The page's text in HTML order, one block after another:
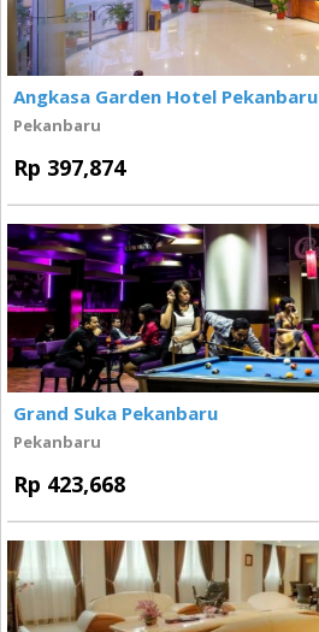
Angkasa Garden Hotel Pekanbaru
Pekanbaru
Rp 397,874
Grand Suka Pekanbaru
Pekanbaru
Rp 423,668